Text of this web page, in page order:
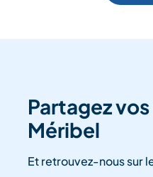
Partagez
Méribel
Et retrouvez-nous sur